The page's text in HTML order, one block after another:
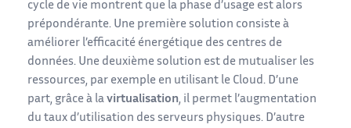
cycle de vie montrent que la phase d’usage est alors
prépondérante. Une première solution consiste à
améliorer l’efficacité énergétique des centres de
données. Une deuxième solution est de mutualiser les
ressources, par exemple en utilisant le Cloud. D’une
part, grâce à la virtualisation, il permet l’augmentation
du taux d’utilisation des serveurs physiques. D’autre